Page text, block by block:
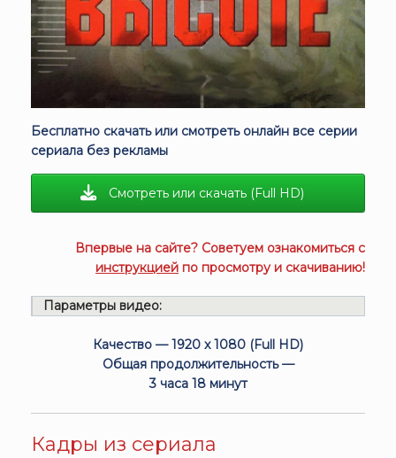
Бесплатно скачать или смотреть онлайн все серии
сериала без рекламы
Смотреть или скачать (Full HD)
Впервые на сайте? Советуем ознакомиться с
инструкцией по просмотру и скачиванию!
Параметры видео:
Качество — 1920 x 1080 (Full HD)
Общая продолжительность —
3 часа 18 минут
Кадры из сериала